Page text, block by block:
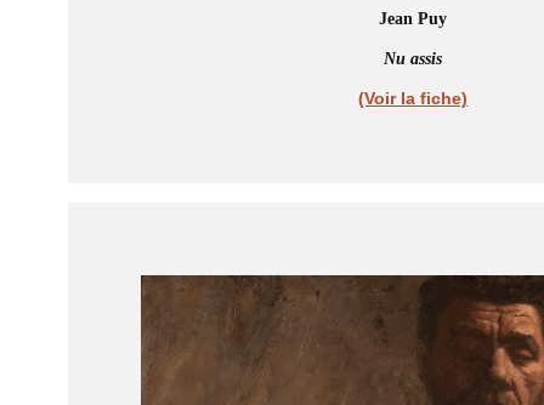
Jean Puy
Nu assis
(Voir la fiche)